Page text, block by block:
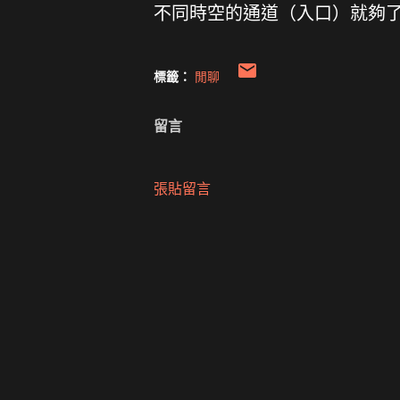
不同時空的通道（入口）就夠
標籤： 閒聊
留言
張貼留言